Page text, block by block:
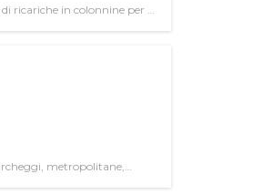
ricariche in colonnine per il
metropolitane,